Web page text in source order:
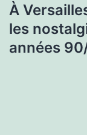
À
les
années